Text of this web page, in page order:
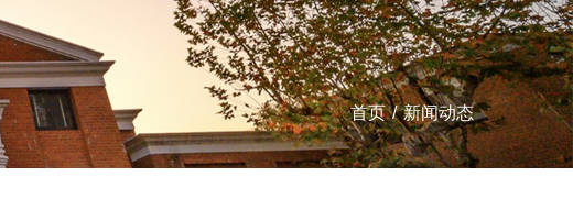
首页 / 新闻动态